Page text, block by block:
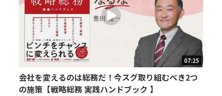
07:25
会社を変えるのは総務だ！今スグ取り組むべき2つ
の施策【戦略総務 実践ハンドブック 】